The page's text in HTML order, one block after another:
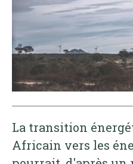
La transition
Africain vers les